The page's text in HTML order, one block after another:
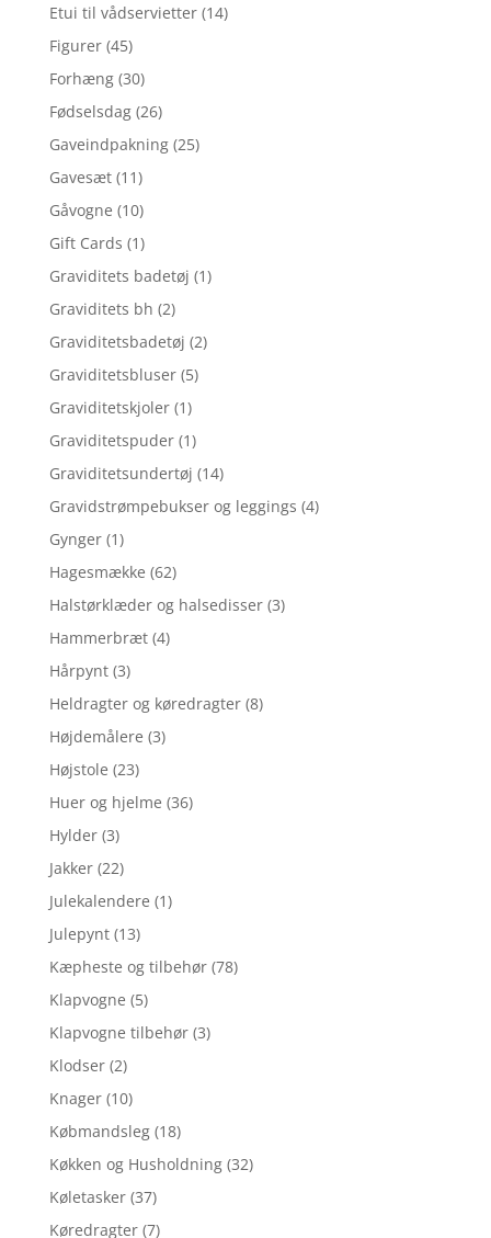
Etui til vådservietter (14)
Figurer (45)
Forhæng (30)
Fødselsdag (26)
Gaveindpakning (25)
Gavesæt (11)
Gåvogne (10)
Gift Cards (1)
Graviditets badetøj (1)
Graviditets bh (2)
Graviditetsbadetøj (2)
Graviditetsbluser (5)
Graviditetskjoler (1)
Graviditetspuder (1)
Graviditetsundertøj (14)
Gravidstrømpebukser og leggings (4)
Gynger (1)
Hagesmække (62)
Halstørklæder og halsedisser (3)
Hammerbræt (4)
Hårpynt (3)
Heldragter og køredragter (8)
Højdemålere (3)
Højstole (23)
Huer og hjelme (36)
Hylder (3)
Jakker (22)
Julekalendere (1)
Julepynt (13)
Kæpheste og tilbehør (78)
Klapvogne (5)
Klapvogne tilbehør (3)
Klodser (2)
Knager (10)
Købmandsleg (18)
Køkken og Husholdning (32)
Køletasker (37)
Køredragter (7)